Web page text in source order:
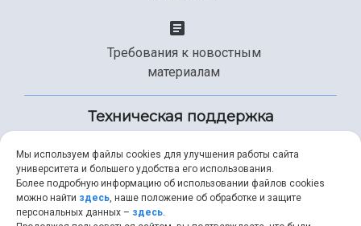
Требования к новостным
материалам
Техническая поддержка
+7 (846) 267-49-99
Мы используем файлы cookies для улучшения работы сайта
университета и большего удобства его использования.
Более подробную информацию об использовании файлов cookies
можно найти здесь, наше положение об обработке и защите
персональных данных – здесь.